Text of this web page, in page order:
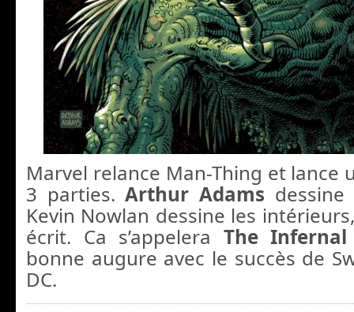
Marvel relance Man-Thing et lance
3 parties.Arthur Adams
Kevin Nowlan dessine les
écrit. Ca s’appelera The Infernal
bonne augure avec le succès de
DC.